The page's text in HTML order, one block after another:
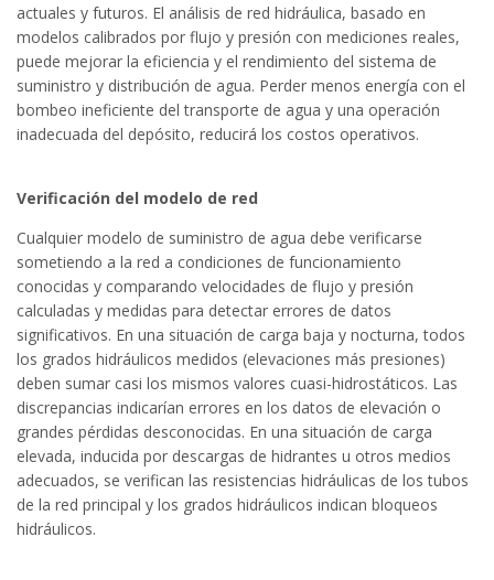
actuales y futuros. El análisis de red hidráulica, basado en
modelos calibrados por flujo y presión con mediciones reales,
puede mejorar la eficiencia y el rendimiento del sistema de
suministro y distribución de agua. Perder menos energía con el
bombeo ineficiente del transporte de agua y una operación
inadecuada del depósito, reducirá los costos operativos.
Verificación del modelo de red
Cualquier modelo de suministro de agua debe verificarse
sometiendo a la red a condiciones de funcionamiento
conocidas y comparando velocidades de flujo y presión
calculadas y medidas para detectar errores de datos
significativos. En una situación de carga baja y nocturna, todos
los grados hidráulicos medidos (elevaciones más presiones)
deben sumar casi los mismos valores cuasi-hidrostáticos. Las
discrepancias indicarían errores en los datos de elevación o
grandes pérdidas desconocidas. En una situación de carga
elevada, inducida por descargas de hidrantes u otros medios
adecuados, se verifican las resistencias hidráulicas de los tubos
de la red principal y los grados hidráulicos indican bloqueos
hidráulicos.